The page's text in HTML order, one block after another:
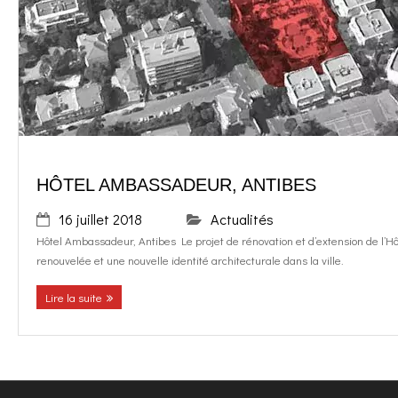
o
k
g
r
a
m
contact
FR
EN
HÔTEL AMBASSADEUR, ANTIBES
16 juillet 2018 Actualités
Hôtel Ambassadeur, Antibes Le projet de rénovation et d’extension de
renouvelée et une nouvelle identité architecturale dans la ville.
Lire la suite